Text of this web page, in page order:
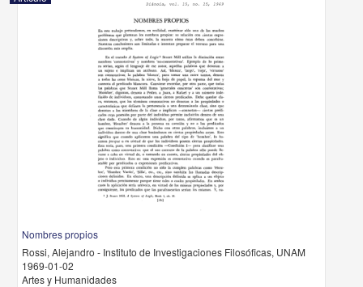
Nombres propios
Rossi, Alejandro - Instituto de Investigaciones Filosóficas, UNAM
1969-01-02
Artes y Humanidades